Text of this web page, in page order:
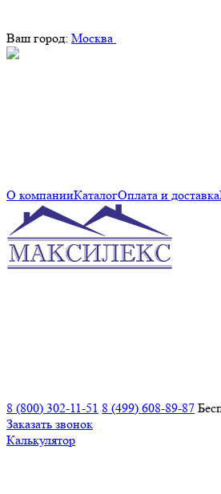
Ваш город: Москва
О компанииКаталогОплата и доставка
8 (800) 302-11-51 8 (499) 608-89-87
Заказать звонок
Калькулятор